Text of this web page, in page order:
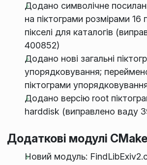
Додано символічне
на піктограми розмірами 16
пікселі для каталогів
400852)
Додано нові загальні
упорядковування;
піктограми
Додано версію root
harddisk (виправлено ваду
Додаткові модулі CMake
Новий модуль: